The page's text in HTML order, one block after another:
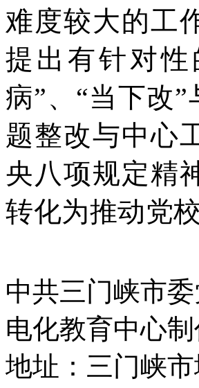
难度较大的工
提出有针对
病”、“当下改
题整改与中心
央八项规定精
转化为推动党
中共三门峡市
电化教育中心
地址：三门峡